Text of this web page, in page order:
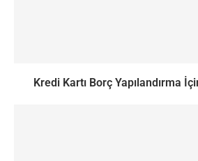
Kredi Kartı Borç Yapılandırma